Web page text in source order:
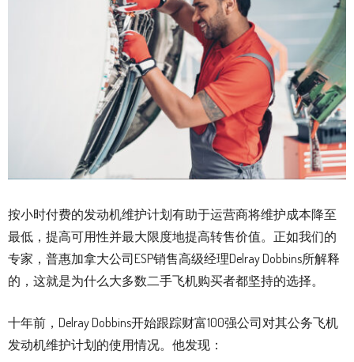
按小时付费的发动机维护计划有助于运营商将维护成本降至
最低，提高可用性并最大限度地提高转售价值。正如我们的
专家，普惠加拿大公司ESP销售高级经理Delray Dobbins所解释
的，这就是为什么大多数二手飞机购买者都坚持的选择。
十年前，Delray Dobbins开始跟踪财富100强公司对其公务飞机
发动机维护计划的使用情况。他发现：